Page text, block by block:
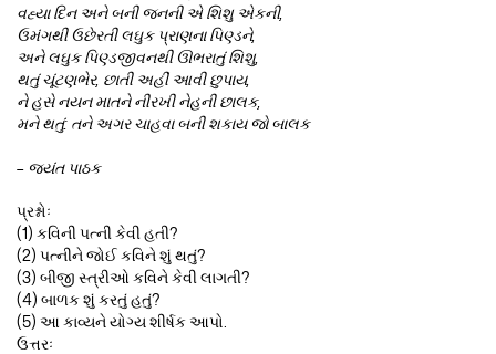
વહ્યા દિન અને બની જનની એ શિશુ એકની,
ઉમંગથી ઉછેરતી લઘુક પ્રાણના પિણ્ડને,
અને લઘુક પિણ્ડજીવનથી ઊભરાતું શિશુ,
થતું ચૂંટણભેર, છાતી અહીં આવી છુપાય,
ને હસે નયન માતને નીરખી નેહની છાલક,
મને થતું: તને અગર ચાહવા બની શકાય જો બાલક
– જયંત પાઠક
પ્રશ્નોઃ
(1) કવિની પત્ની કેવી હતી?
(2) પત્નીને જોઈ કવિને શું થતું?
(3) બીજી સ્ત્રીઓ કવિને કેવી લાગતી?
(4) બાળક શું કરતું હતું?
(5) આ કાવ્યને યોગ્ય શીર્ષક આપો.
ઉત્તરઃ